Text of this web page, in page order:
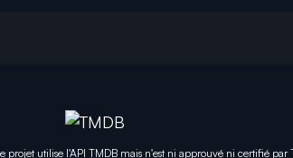
projet utilise l'API TMDB mais n'est ni approuvé ni certifié par